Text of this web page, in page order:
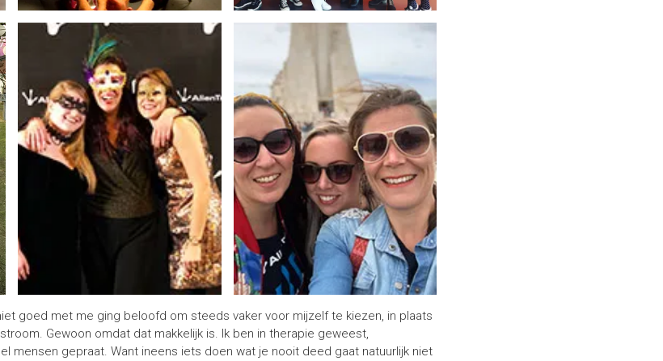
goed met me ging beloofd om steeds vaker voor mijzelf te kiezen, in plaats
Gewoon omdat dat makkelijk is. Ik ben in therapie geweest,
mensen gepraat. Want ineens iets doen wat je nooit deed gaat natuurlijk niet